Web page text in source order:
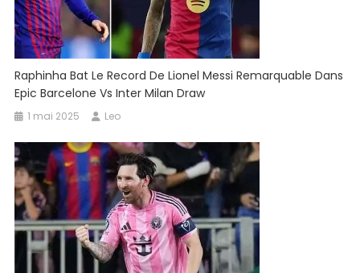
Raphinha Bat Le Record De Lionel Messi Remarquable Dans
Epic Barcelone Vs Inter Milan Draw
1 mai 2025 Leo